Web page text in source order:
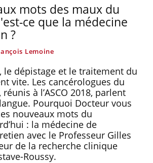
mots des maux du
ce que la médecine
?
Lemoine
le dépistage et le traitement du
vite. Les cancérologues du
à l’ASCO 2018, parlent
Pourquoi Docteur vous
nouveaux mots du
: la médecine de
avec le Professeur Gilles
de la recherche clinique
Roussy.